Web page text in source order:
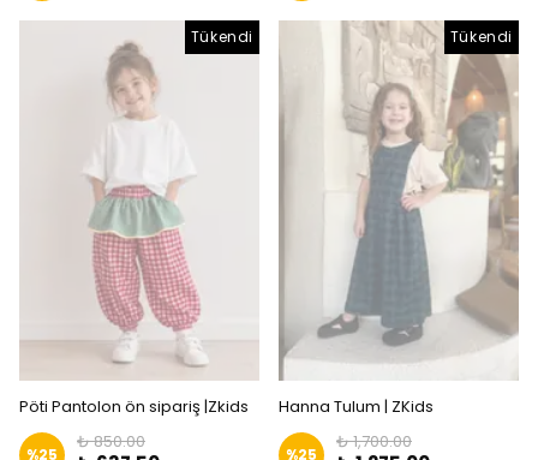
Tükendi
Pöti Pantolon ön sipariş |Zkids
%25
₺ 850.00
Tükendi
Hanna Tulum | ZKids
%25
₺ 1,700.00